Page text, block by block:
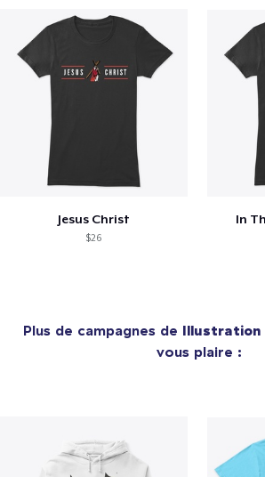
Jesus Christ
$26
In
Plus de campagnes de Illustration
vous plaire :